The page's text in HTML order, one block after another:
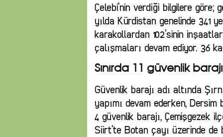
Çelebi’nin verdiği bilgilere
yılda Kürdistan genelinde 341
karakollardan 102’sinin
çalışmaları devam ediyor. 36
Sınırda 11 güvenlik barajı
Güvenlik barajı adı altında
yapımı devam ederken,
4 güvenlik barajı, Çemişgezek
Siirt’te Botan çayı üzerinde de